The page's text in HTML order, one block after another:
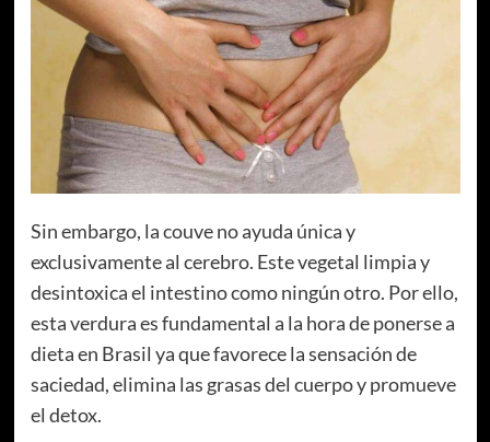
Sin embargo, la couve no ayuda única y
exclusivamente al cerebro. Este vegetal limpia y
desintoxica el intestino como ningún otro. Por ello,
esta verdura es fundamental a la hora de ponerse a
dieta en Brasil ya que favorece la sensación de
saciedad, elimina las grasas del cuerpo y promueve
el detox.